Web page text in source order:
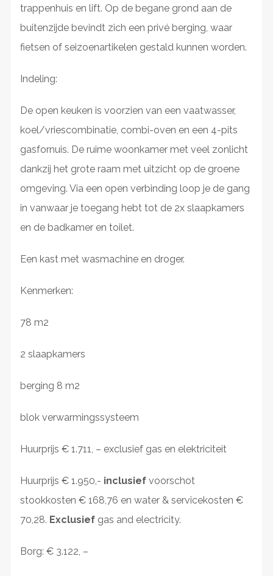
trappenhuis en lift. Op de begane grond aan de
buitenzijde bevindt zich een privé berging, waar
fietsen of seizoenartikelen gestald kunnen worden.
Indeling:
De open keuken is voorzien van een vaatwasser,
koel/vriescombinatie, combi-oven en een 4-pits
gasfornuis. De ruime woonkamer met veel zonlicht
dankzij het grote raam met uitzicht op de groene
omgeving. Via een open verbinding loop je de gang
in vanwaar je toegang hebt tot de 2x slaapkamers
en de badkamer en toilet.
Een kast met wasmachine en droger.
Kenmerken:
78 m2
2 slaapkamers
berging 8 m2
blok verwarmingssysteem
Huurprijs € 1.711, – exclusief gas en elektriciteit
Huurprijs € 1.950,- inclusiefvoorschot
stookkosten € 168,76 en water & servicekosten €
70,28. Exclusiefgas and electricity.
Borg: € 3.122, –